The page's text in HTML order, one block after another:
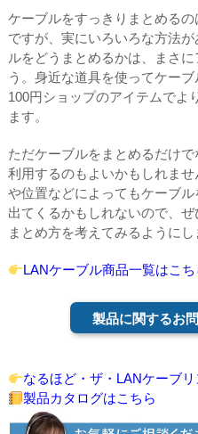
ケーブルをすっきりまとめる
ですが、実にいろいろな方法
ルをどうまとめるかは、まさ
う。身近な道具を使ってケー
100円ショップのアイテムでよ
ます。
ただケーブルをまとめるだけ
利用するのもよいかもしれま
や位置などによってもケーブ
出てくるかもしれないので、
まとめ方を考えてみるようにし
LANケーブル商品一覧はこち
製品に関するお
なるほど・ザ・LANケーブ
製品カタログはこちら